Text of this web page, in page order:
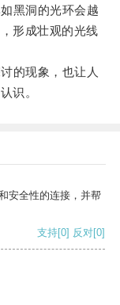
黑洞的光环会越
形成壮观的光线
的现象，也让人
识。
安全性的连接，并帮
支持[0] 反对[0]